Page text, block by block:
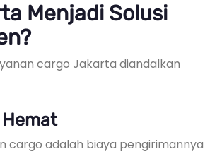
Menjadi Solusi
cargo Jakarta diandalkan
cargo adalah biaya pengirimannya